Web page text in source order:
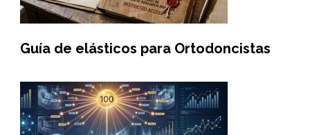
Guía de elásticos para Ortodoncistas